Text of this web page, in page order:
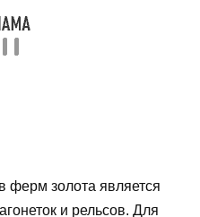
ферм золота является
и рельсов. Для